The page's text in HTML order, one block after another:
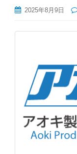
2025年8月9日